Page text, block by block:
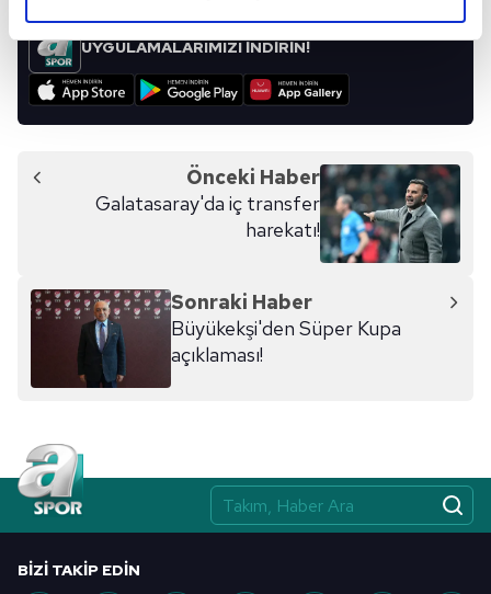
kalemimiz olduğunu sizlere hatırlatmak isteriz.
Her halükârda, kullanıcılar, bu çerezlere izin vermedikleri
Sizlere daha iyi bir hizmet sunabilmek için İnternet
Sitemizde kendimize ve üçüncü kişilere ait çerezler
kullanılmaktadır. Bu çerezler vasıtasıyla çeşitli kişisel
verileriniz işlenmekte olup gerekli olan çerezler bilgi
toplumu hizmetlerinin sunulması amacıyla
kullanılmaktadır. Diğer çerezler, sitemizin daha işlevsel
kılınması ve kişiselleştirilmesi ve sizlere yönelik
Çerezlere ilişkin tercihlerinizi aşağıda yer alan panel
vasıtasıyla belirleyebilirsiniz. Çerezlere ilişkin detaylı bilgi
için Ayarlar butonuna tıklayabilir,Çerez Bilgilendirme
Metnimizi
ziyaret edebilirsiniz.
UYGULAMALARIMIZI İNDİRİN!
Önceki Haber
Galatasaray'da iç transfer
harekatı!
Sonraki Haber
Büyükekşi'den Süper Kupa
açıklaması!
BIZI TAKIP EDIN